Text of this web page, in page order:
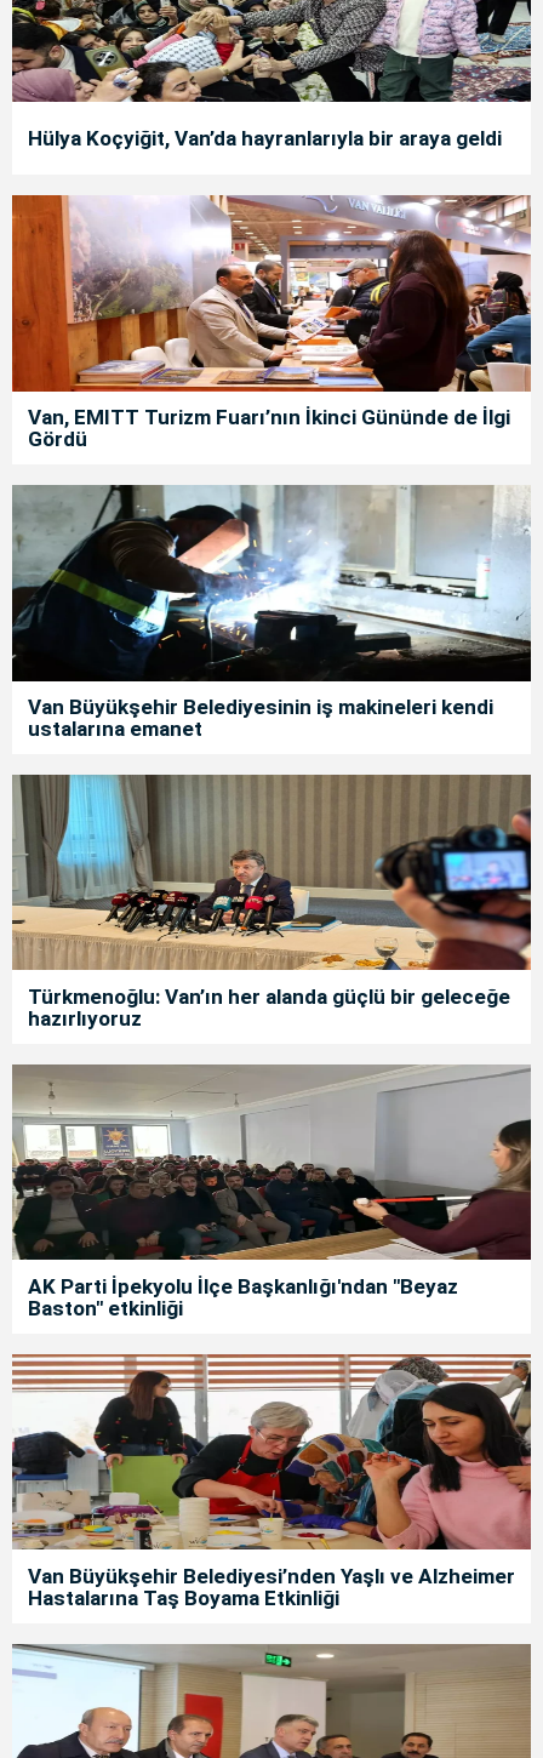
Hülya Koçyiğit, Van’da hayranlarıyla bir araya geldi
Van, EMITT Turizm Fuarı’nın İkinci Gününde de İlgi
Gördü
Van Büyükşehir Belediyesinin iş makineleri kendi
ustalarına emanet
Türkmenoğlu: Van’ın her alanda güçlü bir geleceğe
hazırlıyoruz
AK Parti İpekyolu İlçe Başkanlığı'ndan "Beyaz
Baston" etkinliği
Van Büyükşehir Belediyesi’nden Yaşlı ve Alzheimer
Hastalarına Taş Boyama Etkinliği